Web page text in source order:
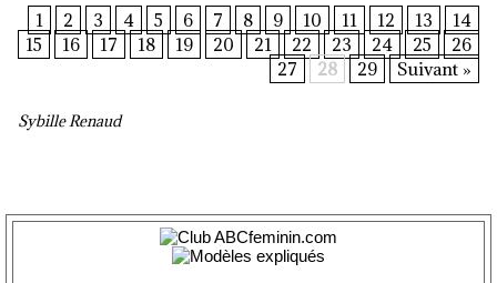
1 2 3 4 5 6 7 8 9 10 11 12 13
14
15
16 17 18 19 20 21 22 23 24 25
26
27
28 29 Suivant »
Sybille Renaud